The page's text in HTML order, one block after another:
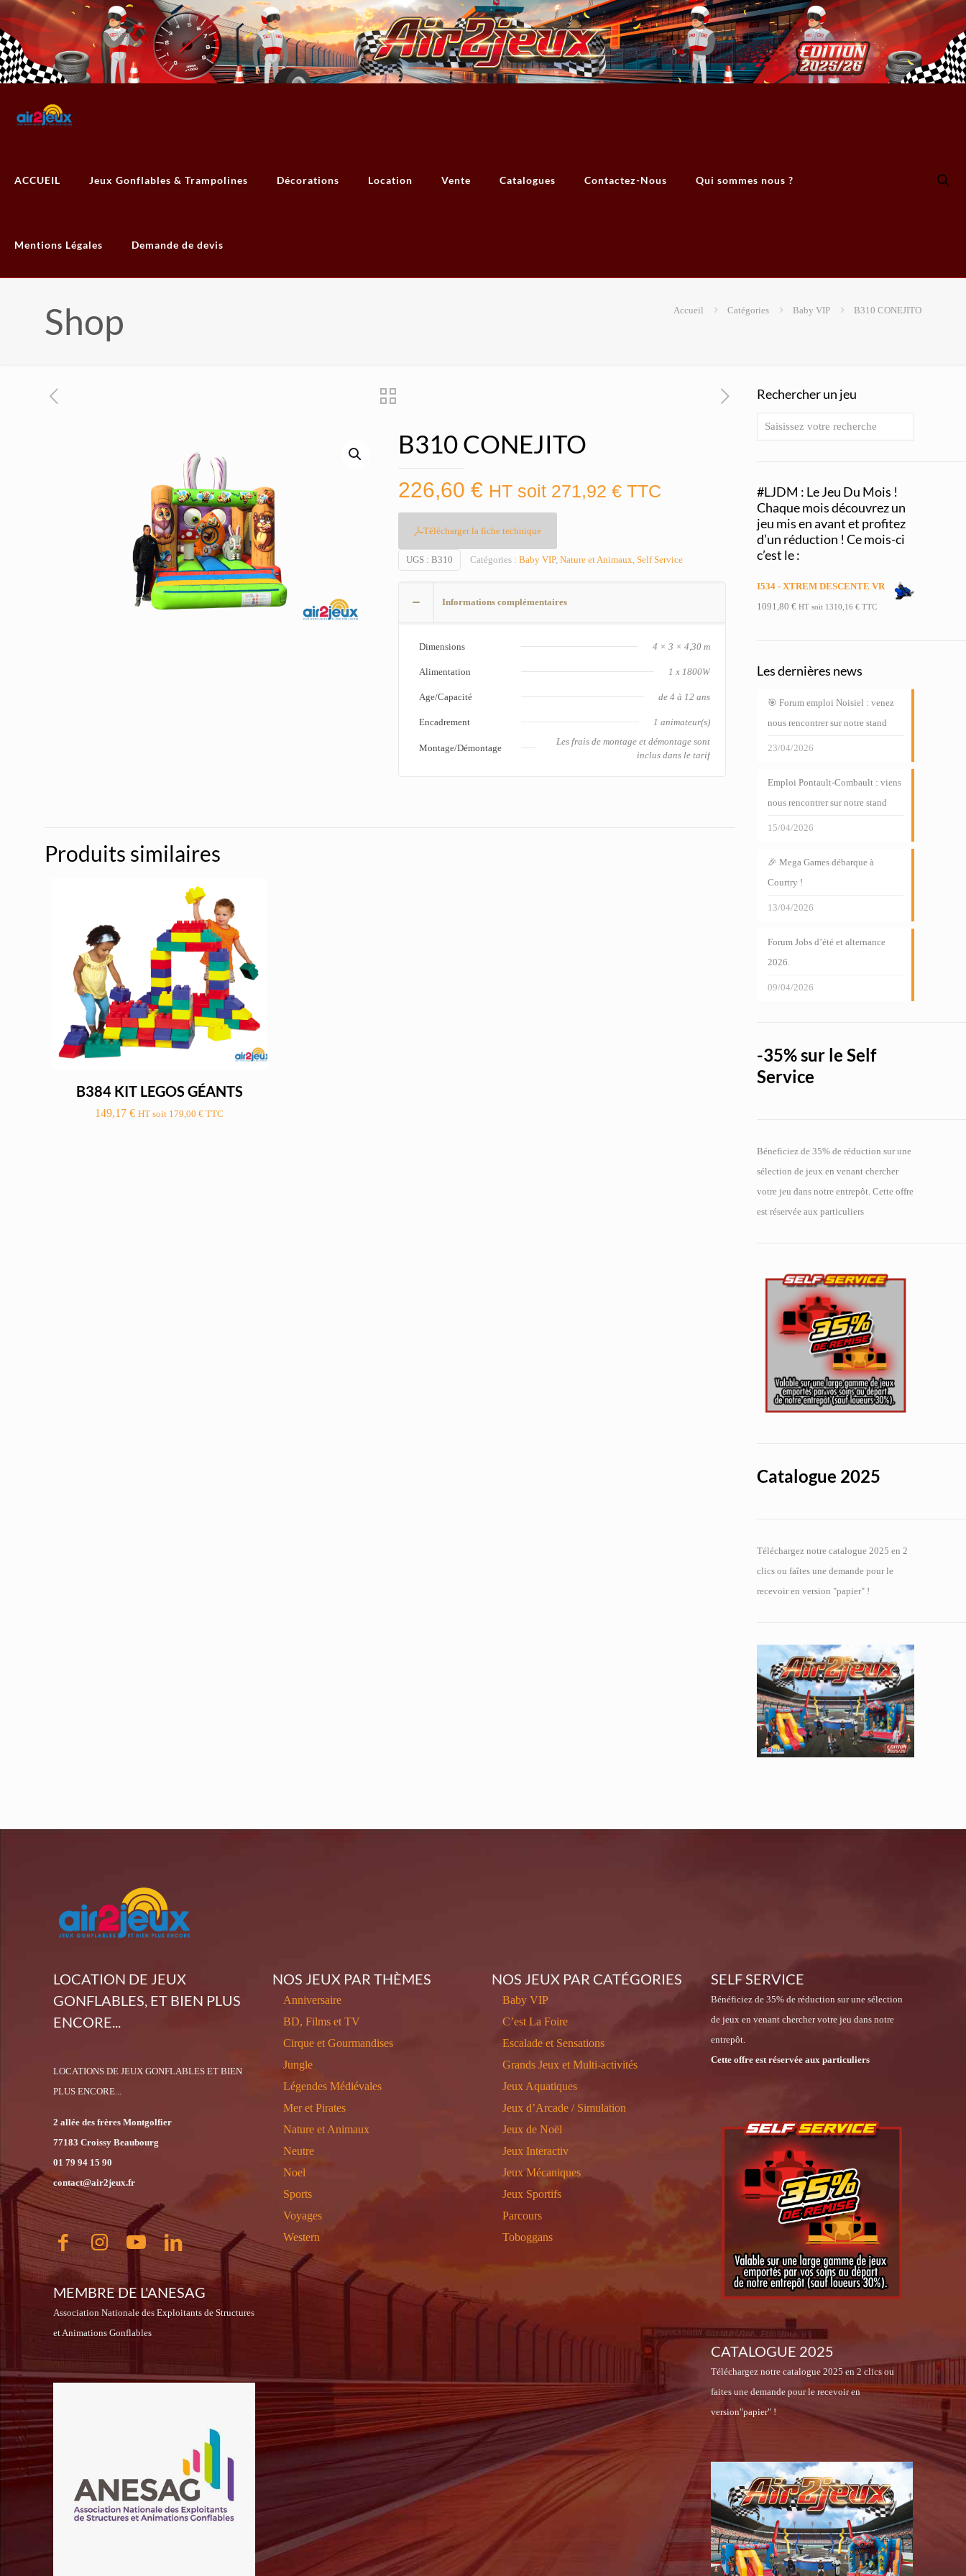
ACCUEIL Jeux Gonflables & Trampolines Décorations Location Vente Catalogues Contactez-Nous Qui sommes nous ?
Mentions Légales Demande de devis
Shop Accueil Catégories Baby VIP B310 CONEJITO
B310 CONEJITO
226,60 € HT soit 271,92 €TTC
Télécharger la fiche technique
UGS : B310 Catégories : Baby VIP, Nature et Animaux, Self Service
Informations complémentaires
Dimensions 4 × 3 × 4,30 m
Alimentation 1 x 1800W
Age/Capacité de 4 à 12 ans
Encadrement 1 animateur(s)
Montage/Démontage
Les frais de montage et démontage sont
inclus dans le tarif
Produits similaires
B384 KIT LEGOS GÉANTS
149,17€ HT soit 179,00€ TTC
Rechercher un jeu
#LJDM : Le Jeu Du Mois !
Chaque mois découvrez un
jeu mis en avant et profitez
d’un réduction ! Ce mois-ci
c’est le :
I534 - XTREM DESCENTE VR
1091,80 € HT soit 1310,16 €TTC
Les dernières news
🎯 Forum emploi Noisiel : venez
nous rencontrer sur notre stand
23/04/2026
Emploi Pontault-Combault : viens
nous rencontrer sur notre stand
15/04/2026
🎉 Mega Games débarque à
Courtry !
13/04/2026
Forum Jobs d’été et alternance
2026.
09/04/2026
-35% sur le Self
Service
Béneficiez de 35% de réduction sur une
sélection de jeux en venant chercher
votre jeu dans notre entrepôt. Cette offre
est réservée aux particuliers
Catalogue 2025
Téléchargez notre catalogue 2025 en 2
clics ou faîtes une demande pour le
recevoir en version "papier" !
LOCATION DE JEUX
GONFLABLES, ET BIEN PLUS
ENCORE...
LOCATIONS DE JEUX GONFLABLES ET BIEN
PLUS ENCORE...
2 allée des frères Montgolfier
77183 Croissy Beaubourg
01 79 94 15 90
contact@air2jeux.fr
MEMBRE DE L'ANESAG
Association Nationale des Exploitants de Structures
et Animations Gonflables
NOS JEUX PAR THÈMES
Anniversaire
BD, Films et TV
Cirque et Gourmandises
Jungle
Légendes Médiévales
Mer et Pirates
Nature et Animaux
Neutre
Noel
Sports
Voyages
Western
NOS JEUX PAR CATÉGORIES
Baby VIP
C’est La Foire
Escalade et Sensations
Grands Jeux et Multi-activités
Jeux Aquatiques
Jeux d’Arcade / Simulation
Jeux de Noël
Jeux Interactiv
Jeux Mécaniques
Jeux Sportifs
Parcours
Toboggans
SELF SERVICE
Bénéficiez de 35% de réduction sur une sélection
de jeux en venant chercher votre jeu dans notre
entrepôt.
Cette offre est réservée aux particuliers
CATALOGUE 2025
Téléchargez notre catalogue 2025 en 2 clics ou
faites une demande pour le recevoir en
version"papier" !